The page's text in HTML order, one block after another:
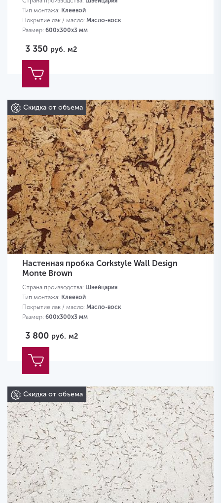
Тип монтажа: Клеевой
Покрытие лак / масло: Масло-воск
Размер: 600х300х3 мм
3 350 руб. м2
Скидка от объема
Настенная пробка Corkstyle Wall Design
Monte Brown
Страна производства: Швейцария
Тип монтажа: Клеевой
Покрытие лак / масло: Масло-воск
Размер: 600х300х3 мм
3 800 руб. м2
Скидка от объема